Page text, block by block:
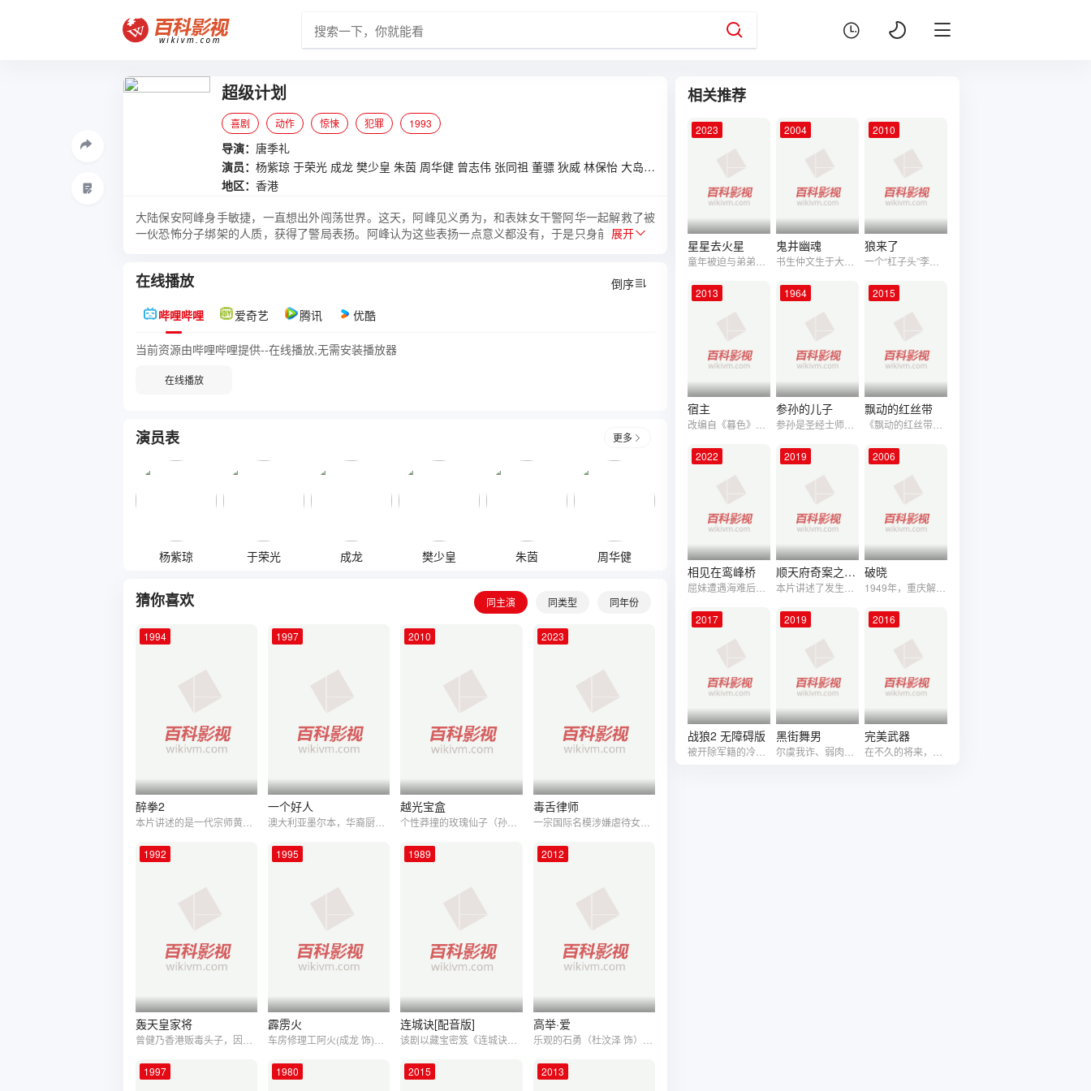
超级计划
喜剧 动作 惊悚 犯罪 1993
导演： 唐季礼
演员： 杨紫琼 于荣光 成龙 樊少皇 朱茵 周华健 曾志伟 张同祖 董骠 狄威 林保怡 大岛由加利
地区： 香港
大陆保安阿峰身手敏捷，一直想出外闯荡世界。这天，阿峰见义勇为，和表妹女干警阿华一起解救了被
一伙恐怖分子绑架的人质，获得了警局表扬。阿峰认为这些表扬一点意义都没有，于是只身前往香港闯
多。不料，之前已经落网的悍匪集团重要成员炮哥忽然被人劫走。阿华对阿峰真正的身份开始心生疑
展开
倒序
在线播放
哔哩哔哩 爱奇艺 腾讯 优酷
当前资源由哔哩哔哩提供--在线播放,无需安装播放器
在线播放
演员表 更多
杨紫琼 于荣光 成龙 樊少皇 朱茵 周华健 曾志伟 张同祖 董骠
猜你喜欢 同主演 同类型 同年份
1994
醉拳2
1997
一个好人
2010
越光宝盒
2023
毒舌律师
一宗国际名模涉嫌虐待女儿的冤案，竟成了法律界、权贵与名媛之间的角力场！社会金字塔顶层的钟氏家族，如何用尽权力与资源去自保？以林凉水（黄子华 饰）为代表的律师们又如何在重重困难下伸张正义？
1992
轰天皇家将
1995
霹雳火
1989
连城诀[配音版]
2012
高举·爱
1997 1980 2015 2013
相关推荐
2023
星星去火星
2004
鬼井幽魂
书生仲文生于大富之家,为人孝顺正义,他从小失去父亲,由母亲独自抚养成人,母亲因病许下心愿,抄经些重任便落在仲文身上,仲文选择了一处寂静荒废的大屋作为抄经场所,在此废屋中早就住了一名被恶魔控制的镜中女鬼素素,恶魔指使素素要取仲文性命,故素素化身可怜女子接近仲文并要求服侍,目的为加害他...
2010
狼来了
一个“杠子头”李国宝捡到一个小狼崽引发的一连串故事。 该片以人与人的和谐,人与自然的和谐,人与社会的和谐为创作主题,以吉木萨尔县乡村为背景,反映了现代新农村生态环境保护的热点话题。影片中的演职人员以淳朴地道的新疆本土方言讲述了李国宝和马福祥两家要好的邻居因误会而产生猜疑和误解,由狼吃羊而使矛盾加深,由李国宝执意打狼而使矛盾激化,最后在民警、村长和村民们的帮助下,李国宝认识到了自己的固执和倔强以及错误的行为,他主动把狼娃子送回母狼身边,把自己私藏的家传老猎枪上缴派出所,小村庄又恢复了往日的和谐安宁,李国宝也收获到了自己的幸福生活。 该片中的狼是狼中最聪明的红狼。
2013
宿主
1964
参孙的儿子
参孙是圣经士师记中的一位犹太人士师，生于前11世纪的以色列，玛挪亚的儿子。参孙以藉著上帝所赐极大的力气，徒手击杀雄狮并只身与以色列的外敌非利士人争战周旋而著名。
2015
飘动的红丝带
《飘动的红丝带》:本片以浙江大学城市学院“红丝带”协会为原型，弘扬 “志愿、 快乐、挑战”的红丝带精神，展示当代大学生互助、互爱与成长的青春励志校园故事……
2022
相见在鸾峰桥
屈妹遭遇海难后，逃难途遇范石个与子弹壳收救，子弹壳却因一念之差让屈妹成为范石个之妻，“夜窥”遇到听墙根的光棍队伍时，把对方教训一顿以泄气。屈妹因养了大猪，导致丈夫赶猪途中坠崖丧命，从此谈猪色变，以小木船为床，子弹壳痴情相守二十多年终成正果。省里下派的美女驻村党支书杨渝屏，与范海路等返乡青年以及台湾乡创文创团队产生共鸣，用新思维践行了茶叶、旅游品牌创建，改变了村里的面貌。屈婶身世揭秘后回到阔别已久的海边，欣慰“海上的搬上岸了，山上的搬下来了”。杨渝屏与范海路志同道合收获了爱情，在鸾峰桥的见证下相拥在一起。
2019
顺天府奇案之血书案
本片讲述了发生在清朝乾隆年间一起连环命案的破案过程，故事惊险曲折，在顺天府年轻能干的通判王成霖的不懈努力下，克服了案件连环、吏治腐败等等磨难阻碍，最终使案情得以真相大白。
2006
破晓
1949年，重庆解放，蒋介石逃至成都，策划了所谓的“川西大决战”。国民党内川军爱国将领刘文辉、邓锡侯等在中国共产党的教育和启发下，成功策划起一，迫使蒋介石飞离成都。
2017
战狼2 无障碍版
2019
黑街舞男
2016
完美武器